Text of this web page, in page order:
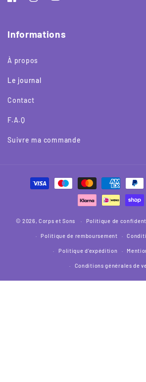
FacebookInstagramYouTube
Informations
À propos
Le journal
Contact
F.A.Q
Suivre ma commande
Moyens
© 2026,Corps et Sons Politique de
Politique de remboursement
Politique d’expédition
Conditions générales de